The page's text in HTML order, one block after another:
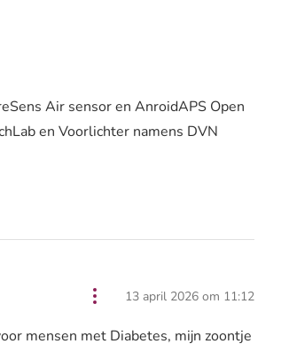
Air sensor en AnroidAPS Open
en Voorlichter namens DVN
13 april 2026 om 11:12
mensen met Diabetes, mijn zoontje